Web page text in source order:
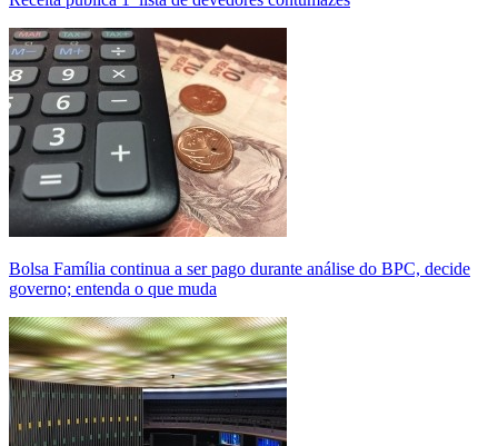
Bolsa Família continua a ser pago durante análise do BPC, decide
governo; entenda o que muda